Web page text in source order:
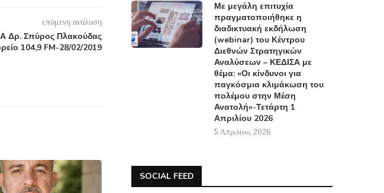
επόμενη ανάλυση
Δρ. Σπύρος Πλακούδας
104,9 FM-28/02/2019
Με μεγάλη επιτυχία
πραγματοποιήθηκε η
διαδικτυακή εκδήλωση
(webinar) του Κέντρου
Διεθνών Στρατηγικών
Αναλύσεων – ΚΕΔΙΣΑ με
θέμα: «Οι κίνδυνοι για
παγκόσμια κλιμάκωση του
πολέμου στην Μέση
Ανατολή»-Τετάρτη 1
Απριλίου 2026
5 Απριλίου, 2026
SOCIAL FEED